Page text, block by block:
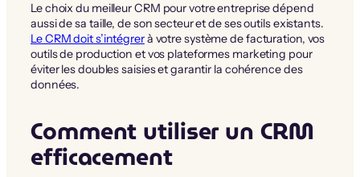
Le choix du meilleur CRM pour votre entreprise dépend
aussi de sa taille, de son secteur et de ses outils existants.
Le CRM doit s’intégrerà votre système de facturation, vos
outils de production et vos plateformes marketing pour
éviter les doubles saisies et garantir la cohérence des
données.
Comment utiliser un CRM
efficacement